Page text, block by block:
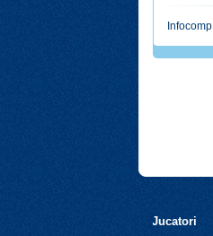
Infocomp
Jucatori